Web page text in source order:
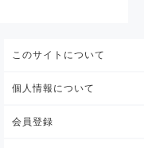
このサイトについて
個人情報について
会員登録